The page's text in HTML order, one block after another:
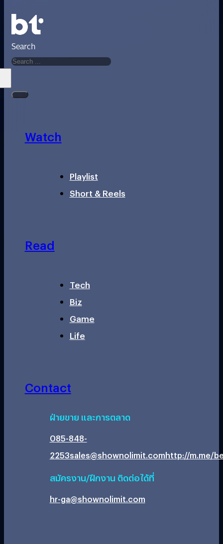
Search
Watch
Playlist
Short & Reels
Read
Tech
Biz
Game
Life
Contact
ฝ่ายขาย และการตลาด
085-848-
2253sales@shownolimit.comhttp://m.me/
สมัครงาน/ฝึกงาน ติดต่อได้ที่
hr-ga@shownolimit.com